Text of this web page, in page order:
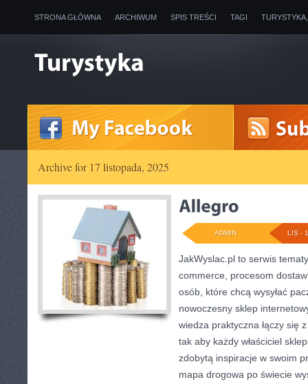
STRONA GŁÓWNA ARCHIWUM SPIS TREŚCI TAGI
Archive for 17 listopada, 2025
LIS -
ADMIN
JakWyslac.pl to serwis
commerce, procesom
osób, które chcą wysyłać
nowoczesny sklep
wiedza praktyczna łączy się
tak aby każdy właściciel
zdobytą inspiracje w swoim
mapa drogowa po świecie